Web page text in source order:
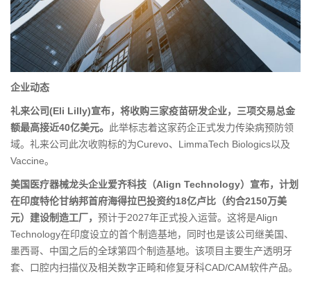
企业动态
礼来公司(Eli Lilly)宣布，将收购三家疫苗研发企业，三项交易总金
额最高接近40亿美元。 此举标志着这家药企正式发力传染病预防领
域。礼来公司此次收购标的为Curevo、LimmaTech Biologics以及
Vaccine。
美国医疗器械龙头企业爱齐科技（Align Technology）宣布，计划
在印度特伦甘纳邦首府海得拉巴投资约18亿卢比（约合2150万美
元）建设制造工厂， 预计于2027年正式投入运营。这将是Align
Technology在印度设立的首个制造基地，同时也是该公司继美国、
墨西哥、中国之后的全球第四个制造基地。该项目主要生产透明牙
套、口腔内扫描仪及相关数字正畸和修复牙科CAD/CAM软件产品。